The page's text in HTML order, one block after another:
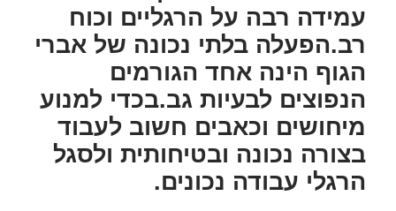
עמידה רבה על הרגליים וכוח
רב.הפעלה בלתי נכונה של אברי
הגוף הינה אחד הגורמים
הנפוצים לבעיות גב.בכדי למנוע
מיחושים וכאבים חשוב לעבוד
בצורה נכונה ובטיחותית ולסגל
הרגלי עבודה נכונים.